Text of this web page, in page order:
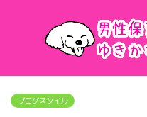
ブログスタイル